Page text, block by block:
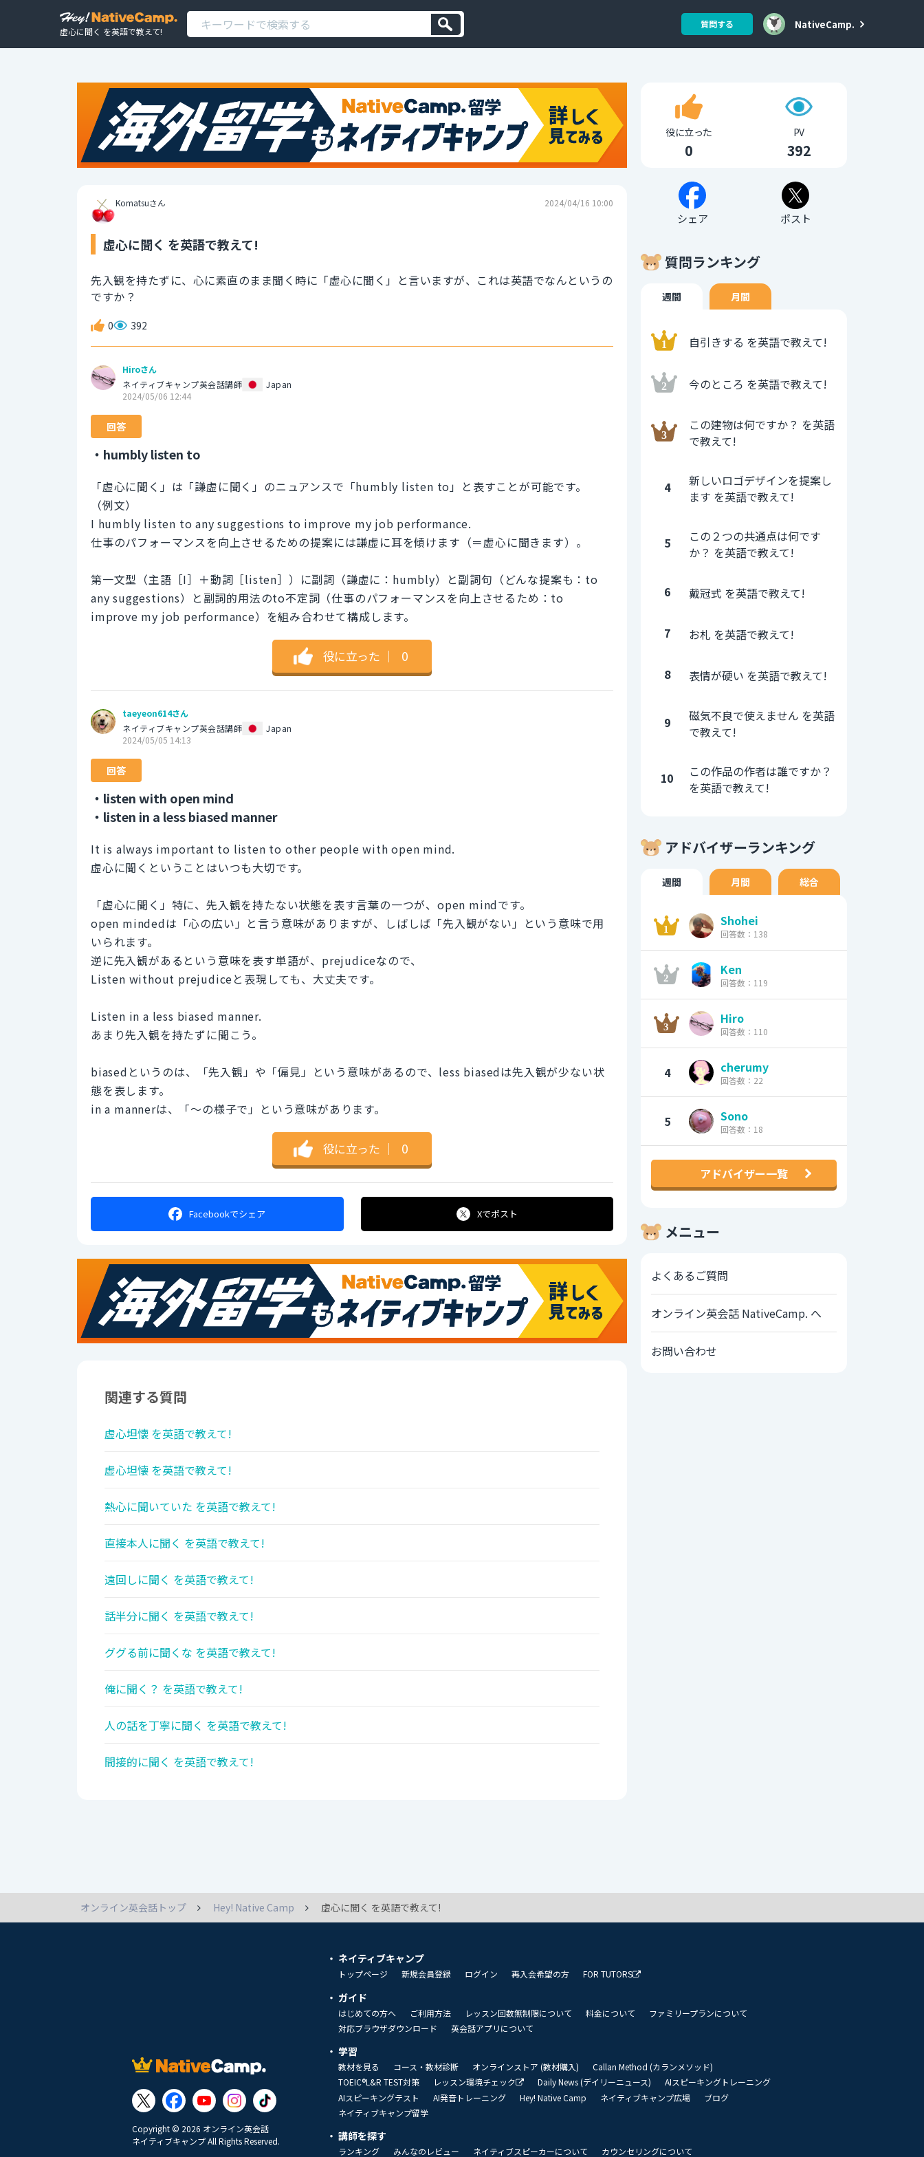
虚心に聞く を英語で教えて!
質問する NativeCamp.
Komatsuさん 2024/04/16 10:00
虚心に聞く を英語で教えて!
先入観を持たずに、心に素直のまま聞く時に「虚心に聞く」と言いますが、これは英語でなんというの
ですか？
0 392
Hiroさん
ネイティブキャンプ英会話講師
Japan
2024/05/06 12:44
回答
・humbly listen to
「虚心に聞く」は「謙虚に聞く」のニュアンスで「humbly listen to」と表すことが可能です。
（例文）
I humbly listen to any suggestions to improve my job performance.
仕事のパフォーマンスを向上させるための提案には謙虚に耳を傾けます（＝虚心に聞きます）。
第一文型（主語［I］＋動詞［listen］）に副詞（謙虚に：humbly）と副詞句（どんな提案も：to
any suggestions）と副詞的用法のto不定詞（仕事のパフォーマンスを向上させるため：to
improve my job performance）を組み合わせて構成します。
役に立った ｜ 0
taeyeon614さん
ネイティブキャンプ英会話講師
Japan
2024/05/05 14:13
回答
・listen with open mind
・listen in a less biased manner
It is always important to listen to other people with open mind.
虚心に聞くということはいつも大切です。
「虚心に聞く」特に、先入観を持たない状態を表す言葉の一つが、open mindです。
open mindedは「心の広い」と言う意味がありますが、しばしば「先入観がない」という意味で用
いられます。
逆に先入観があるという意味を表す単語が、prejudiceなので、
Listen without prejudiceと表現しても、大丈夫です。
Listen in a less biased manner.
あまり先入観を持たずに聞こう。
biasedというのは、「先入観」や「偏見」という意味があるので、less biasedは先入観が少ない状
態を表します。
in a mannerは、「〜の様子で」という意味があります。
役に立った ｜ 0
Facebookでシェア Xでポスト
関連する質問
虚心坦懐 を英語で教えて!
虚心坦懐 を英語で教えて!
熱心に聞いていた を英語で教えて!
直接本人に聞く を英語で教えて!
遠回しに聞く を英語で教えて!
話半分に聞く を英語で教えて!
ググる前に聞くな を英語で教えて!
俺に聞く？ を英語で教えて!
人の話を丁寧に聞く を英語で教えて!
間接的に聞く を英語で教えて!
役に立った
0
PV
392
シェア ポスト
質問ランキング
週間 月間
自引きする を英語で教えて!
今のところ を英語で教えて!
この建物は何ですか？ を英語
で教えて!
4
新しいロゴデザインを提案し
ます を英語で教えて!
5
この２つの共通点は何です
か？ を英語で教えて!
6 戴冠式 を英語で教えて!
7 お札 を英語で教えて!
8 表情が硬い を英語で教えて!
9
磁気不良で使えません を英語
で教えて!
10
この作品の作者は誰ですか？
を英語で教えて!
アドバイザーランキング
週間 月間 総合
Shohei
回答数：138
Ken
回答数：119
Hiro
回答数：110
4 cherumy
回答数：22
5 Sono
回答数：18
アドバイザー一覧
メニュー
よくあるご質問
オンライン英会話 NativeCamp. へ
お問い合わせ
オンライン英会話トップ Hey! Native Camp 虚心に聞く を英語で教えて!
Copyright © 2026 オンライン英会話
ネイティブキャンプ All Rights Reserved.
ネイティブキャンプ
トップページ 新規会員登録 ログイン 再入会希望の方 FOR TUTORS
ガイド
はじめての方へ ご利用方法 レッスン回数無制限について 料金について
ファミリープランについて
対応ブラウザダウンロード
英会話アプリについて
学習
教材を見る コース・教材診断 オンラインストア (教材購入)
Callan Method (カランメソッド)
TOEIC®L&R TEST対策
レッスン環境チェック Daily News (デイリーニュース)
AIスピーキングトレーニング
AIスピーキングテスト
AI発音トレーニング Hey! Native Camp ネイティブキャンプ広場
ブログ
ネイティブキャンプ留学
講師を探す
ランキング みんなのレビュー ネイティブスピーカーについて カウンセリングについて